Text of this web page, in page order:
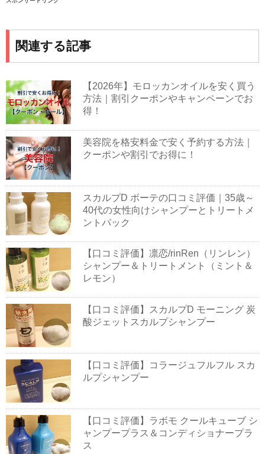
関連する記事
【2026年】モロッカンオイルを安く買う
方法｜割引クーポンやキャンペーンでお
得！
美容院を格安料金で安く予約する方法｜
クーポンや割引でお得に！
スカルプD ボーテの口コミ評価｜35歳～
40代の女性向けシャンプーとトリートメ
ントパック
【口コミ評価】凛恋/rinRen（リンレン）
シャンプー＆トリートメント（ミント＆
レモン）
【口コミ評価】スカルプD モーニング 炭
酸ジェットスカルプシャンプー
【口コミ評価】コラージュフルフル スカ
ルプシャンプー
【口コミ評価】ラボモ クールキューブ シ
ャンプープラス＆コンディショナープラ
ス